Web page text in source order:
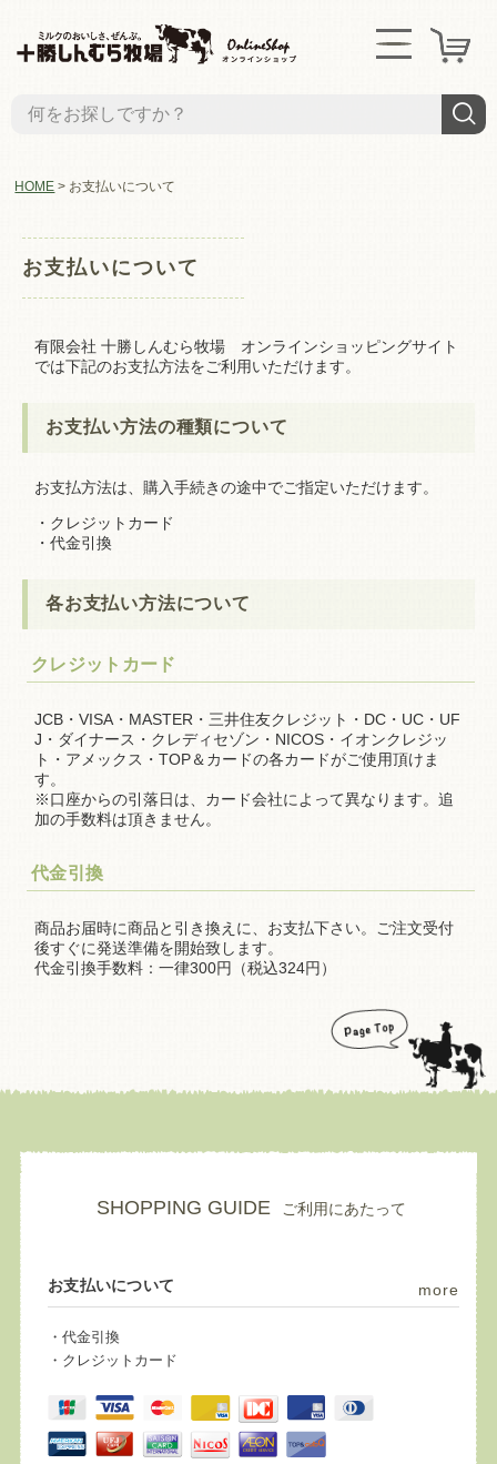
HOME お支払いについて
お支払いについて
有限会社 十勝しんむら牧場 オンラインショッピングサイト
では下記のお支払方法をご利用いただけます。
お支払い方法の種類について
お支払方法は、購入手続きの途中でご指定いただけます。
・クレジットカード
・代金引換
各お支払い方法について
クレジットカード
JCB・VISA・MASTER・三井住友クレジット・DC・UC・UF
J・ダイナース・クレディセゾン・NICOS・イオンクレジッ
ト・アメックス・TOP＆カードの各カードがご使用頂けま
す。
※口座からの引落日は、カード会社によって異なります。追
加の手数料は頂きません。
代金引換
商品お届時に商品と引き換えに、お支払下さい。ご注文受付
後すぐに発送準備を開始致します。
代金引換手数料：一律300円（税込324円）
SHOPPING GUIDE ご利用にあたって
お支払いについて more
・代金引換
・クレジットカード